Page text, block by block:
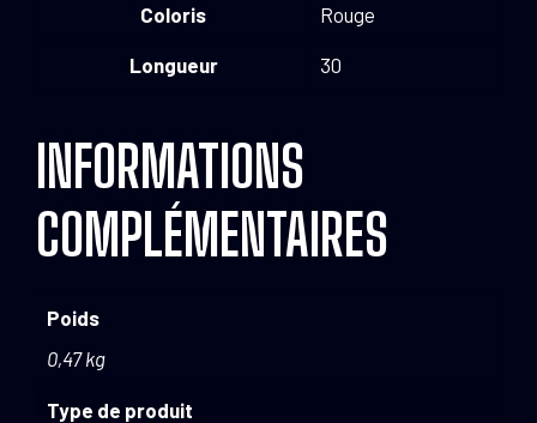
Coloris Rouge
Longueur 30
INFORMATIONS
COMPLÉMENTAIRES
Poids
0,47 kg
Type de produit